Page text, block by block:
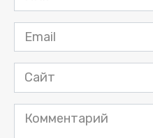
*
Email
*
Сайт
Комментарий